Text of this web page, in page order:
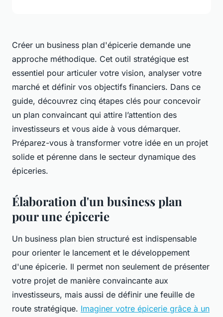
Créer un business plan d'épicerie demande une
approche méthodique. Cet outil stratégique est
essentiel pour articuler votre vision, analyser votre
marché et définir vos objectifs financiers. Dans ce
guide, découvrez cinq étapes clés pour concevoir
un plan convaincant qui attire l’attention des
investisseurs et vous aide à vous démarquer.
Préparez-vous à transformer votre idée en un projet
solide et pérenne dans le secteur dynamique des
épiceries.
Élaboration d'un business plan
pour une épicerie
Un business plan bien structuré est indispensable
pour orienter le lancement et le développement
d'une épicerie. Il permet non seulement de présenter
votre projet de manière convaincante aux
investisseurs, mais aussi de définir une feuille de
route stratégique. Imaginer votre épicerie grâce à un